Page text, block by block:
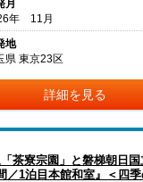
月
年 11月
地
県 東京23区
詳細を見る
「茶寮宗園」と磐梯朝日
／1泊目本館和室』＜四季